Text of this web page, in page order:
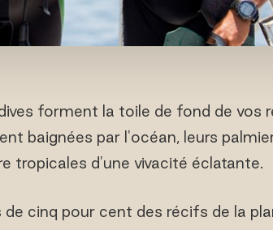
forment la toile de fond de vos
baignées par l'océan, leurs
tropicales d'une vivacité éclatante.
cinq pour cent des récifs de la